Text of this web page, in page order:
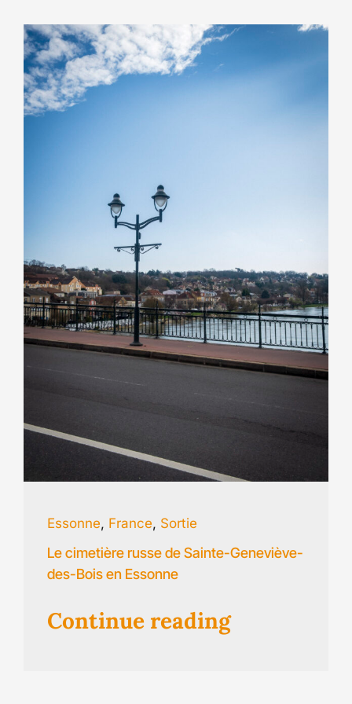
Essonne, France, Sortie
Le cimetière russe de Sainte-Geneviève-
des-Bois en Essonne
Continue reading